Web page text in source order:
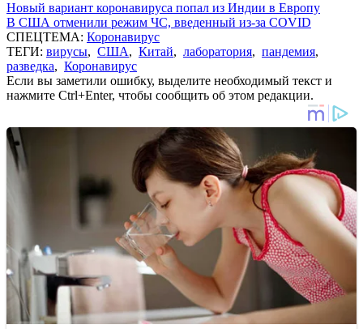
Новый вариант коронавируса попал из Индии в Европу
В США отменили режим ЧС, введенный из-за COVID
СПЕЦТЕМА: Коронавирус
ТЕГИ: вирусы, США, Китай, лаборатория, пандемия,
разведка, Коронавирус
Если вы заметили ошибку, выделите необходимый текст и
нажмите Ctrl+Enter, чтобы сообщить об этом редакции.